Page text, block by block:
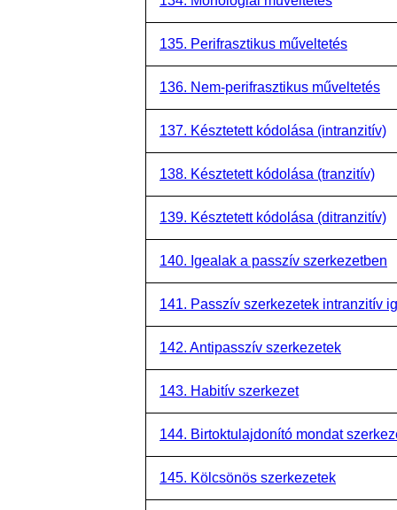
135. Perifrasztikus műveltetés
136. Nem-perifrasztikus műveltetés
137. Késztetett kódolása (intranzitív)
138. Késztetett kódolása (tranzitív)
139. Késztetett kódolása (ditranzitív)
140. Igealak a passzív szerkezetben
141. Passzív szerkezetek intranzitív
142. Antipasszív szerkezetek
143. Habitív szerkezet
144. Birtoktulajdonító mondat
145. Kölcsönös szerkezetek